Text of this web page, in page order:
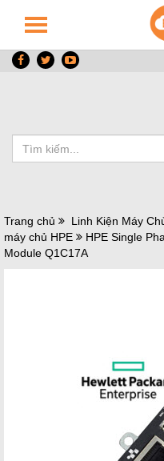
Trang chủ Linh Kiện Máy
máy chủ HPE
HPE Single
Module Q1C17A